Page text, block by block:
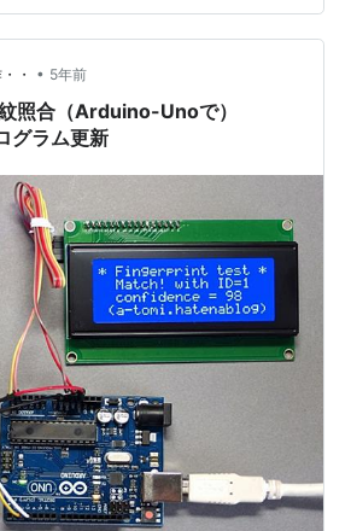
。 なぜAS608が人気なの？ 小型・低
消費電力のため、バッテリー駆動のデ
ます。 高精度: 高精度な指紋認証が
ィ性の高いシステムを構築で…
・ • 5年前
照合（Arduino-Unoで）
グラム更新